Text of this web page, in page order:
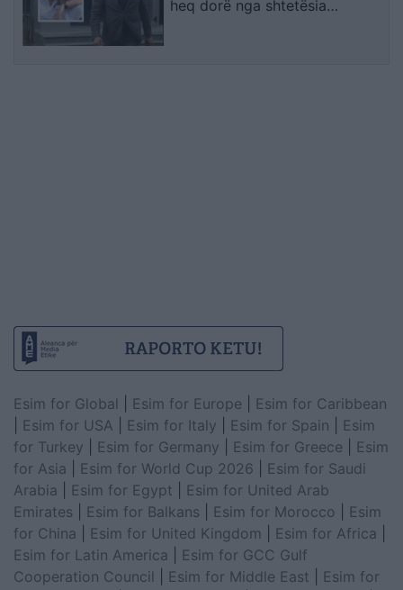
heq dorë nga shtetësia
Esim for Global Esim for Europe
Esim for Caribbean
Esim for USA Esim for Italy Esim for Spain
Esim
for Turkey
Esim for Germany Esim for Greece
Esim
for Asia
Esim for World Cup 2026
Esim for Saudi
Arabia
Esim for Egypt
Esim for United Arab
Emirates
Esim for Balkans Esim for Morocco
Esim
for China
Esim for United Kingdom Esim for Africa
Esim for Latin America
Esim for GCC Gulf
Cooperation Council
Esim for Middle East
Esim for